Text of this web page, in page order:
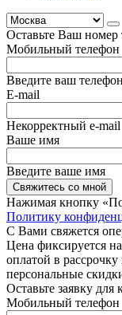
Оставьте Ваш номер
Мобильный телефон
Введите ваш телефон
E-mail
Некорректный e-mail
Ваше имя
Введите ваше имя
Свяжитесь со мной
Нажимая кнопку
Политику
С Вами свяжется
Цена фиксируется
оплатой в
персональные
Оставьте заявку для
Мобильный телефон